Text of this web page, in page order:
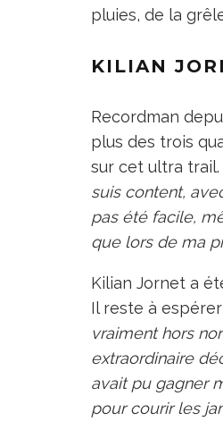
pluies, de la
KILIAN
Recordman
plus des trois
sur cet ultra trail.
suis content,
pas été facile,
que lors de ma
Kilian Jornet a
Il reste à
vraiment hors
extraordinaire
avait pu gagner
pour courir les